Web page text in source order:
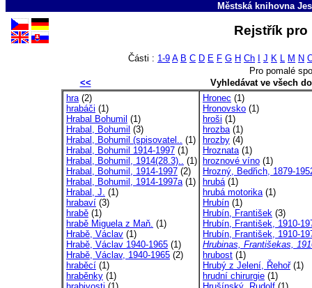
Městská knihovna
Rejstřík
Části : 1-9 A B C D E F G H Ch J K L M N
Pro pomalé
<<
Vyhledávat ve všech
hra(2)
hrabáči (1)
Hrabal Bohumil (1)
Hrabal, Bohumil (3)
Hrabal, Bohumil (spisovatel.. (1)
Hrabal, Bohumil 1914-1997 (1)
Hrabal, Bohumil, 1914(28.3).. (1)
Hrabal, Bohumil, 1914-1997 (2)
Hrabal, Bohumil, 1914-1997a(1)
Hrabal, J. (1)
hrabaví (3)
hrabě (1)
hrabě Miguela z Maň. (1)
Hrabě, Václav (1)
Hrabě, Václav 1940-1965 (1)
Hrabě, Václav, 1940-1965 (2)
hraběcí (1)
hraběnky (1)
Hronec (1)
Hronovsko (1)
hroši (1)
hrozba(1)
hrozby (4)
Hroznata(1)
hroznové víno (1)
Hrozný, Bedřich, 1879-
hrubá(1)
hrubá motorika(1)
Hrubín (1)
Hrubín, František (3)
Hrubín, František, 1910-
Hrubín, František, 1910-
Hrubinas, Františekas,
hrubost (1)
Hrubý z Jelení, Řehoř(1)
hrudní chirurgie (1)